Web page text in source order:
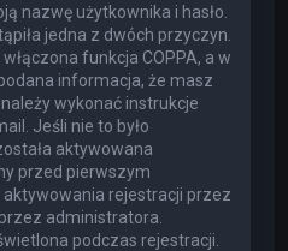
nazwę użytkownika i hasło.
jedna z dwóch przyczyn.
funkcja COPPA, a w
informacja, że masz
wykonać instrukcje
Jeśli nie to było
aktywowana
przed pierwszym
rejestracji przez
administratora.
podczas rejestracji.